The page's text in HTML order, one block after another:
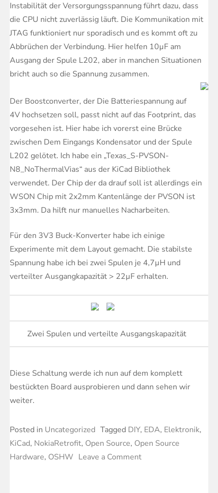
Instabilität der Versorgungsspannung führt dazu, dass
die CPU nicht zuverlässig läuft. Die Kommunikation mit
JTAG funktioniert nur sporadisch und es kommt oft zu
Abbrüchen der Verbindung. Hier helfen 10µF am
Ausgang der Spule L202, aber in manchen Situationen
bricht auch so die Spannung zusammen.
Der Boostconverter, der Die Batteriespannung auf
4V hochsetzen soll, passt nicht auf das Footprint, das
vorgesehen ist. Hier habe ich vorerst eine Brücke
zwischen Dem Eingangs Kondensator und der Spule
L202 gelötet. Ich habe ein „Texas_S-PVSON-
N8_NoThermalVias“ aus der KiCad Bibliothek
verwendet. Der Chip der da drauf soll ist allerdings ein
WSON Chip mit 2x2mm Kantenlänge der PVSON ist
3x3mm. Da hilft nur manuelles Nacharbeiten.
Für den 3V3 Buck-Konverter habe ich einige
Experimente mit dem Layout gemacht. Die stabilste
Spannung habe ich bei zwei Spulen je 4,7µH und
verteilter Ausgangkapazität > 22µF erhalten.
Zwei Spulen und verteilte Ausgangskapazität
Diese Schaltung werde ich nun auf dem komplett
bestückten Board ausprobieren und dann sehen wir
weiter.
Posted in Uncategorized Tagged DIY, EDA, Elektronik,
KiCad, NokiaRetrofit, Open Source, Open Source
Hardware, OSHW Leave a Commenton